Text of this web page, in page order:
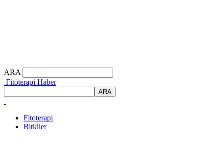
ARA
Fitoterapi Haber
Fitoterapi
Bitkiler